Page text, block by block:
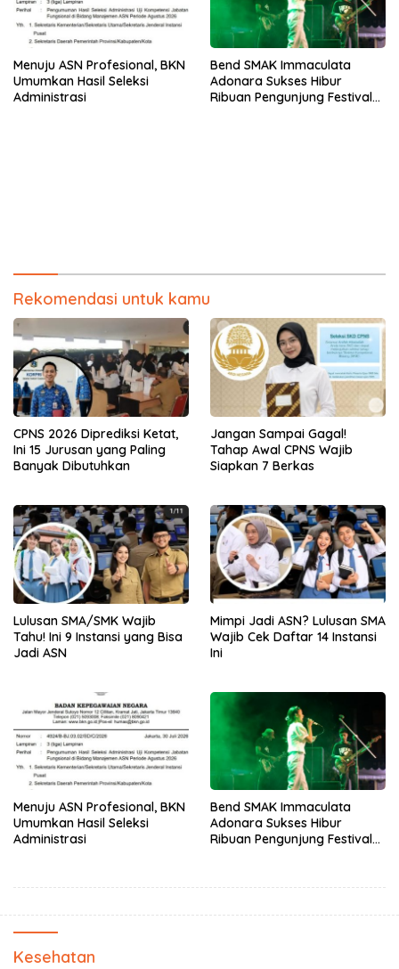
Menuju ASN Profesional, BKN
Umumkan Hasil Seleksi
Administrasi
Bend SMAK Immaculata
Adonara Sukses Hibur
Ribuan Pengunjung Festival
Rekomendasi untuk kamu
CPNS 2026 Diprediksi Ketat,
Ini 15 Jurusan yang Paling
Banyak Dibutuhkan
Jangan Sampai Gagal!
Tahap Awal CPNS Wajib
Siapkan 7 Berkas
Lulusan SMA/SMK Wajib
Tahu! Ini 9 Instansi yang Bisa
Jadi ASN
Mimpi Jadi ASN? Lulusan SMA
Wajib Cek Daftar 14 Instansi
Ini
Menuju ASN Profesional, BKN
Umumkan Hasil Seleksi
Administrasi
Bend SMAK Immaculata
Adonara Sukses Hibur
Ribuan Pengunjung Festival
Kesehatan